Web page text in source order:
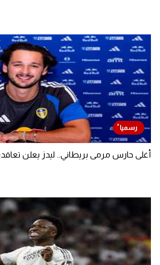
أغلى حارس مرمى بريطاني.. ليدز يعلن